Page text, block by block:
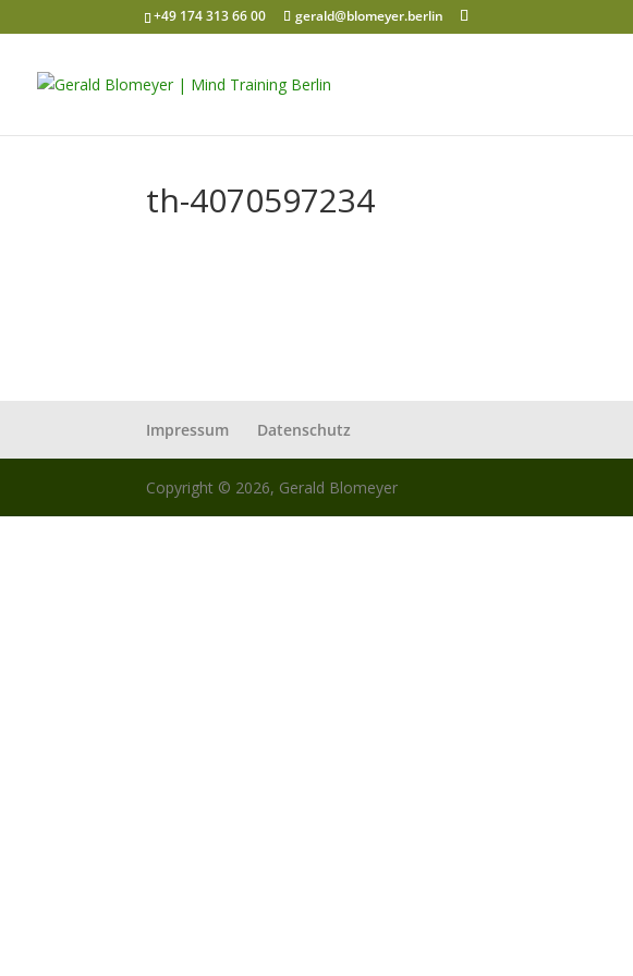
+49 174 313 66 00 gerald@blomeyer.berlin
th-4070597234
Impressum Datenschutz
Copyright © 2026, Gerald Blomeyer